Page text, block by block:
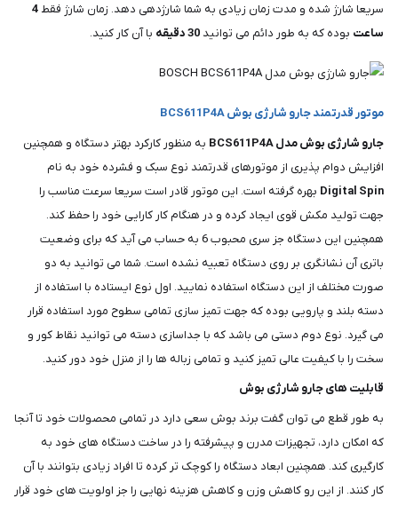
سریعا شارژ شده و مدت زمان زیادی به شما شارژدهی دهد. زمان شارژ فقط 4
ساعت بوده که به طور دائم می توانید30 دقیقه با آن کار کنید.
موتور قدرتمند جارو شارژی بوش BCS611P4A
جارو شارژی بوش مدل BCS611P4A
به منظور کارکرد بهتر دستگاه و همچنین
افزایش دوام پذیری از موتورهای قدرتمند نوع سبک و فشرده خود به نام
Digital Spin بهره گرفته است. این موتور قادر است سریعا سرعت مناسب را
جهت تولید مکش قوی ایجاد کرده و در هنگام کار کارایی خود را حفظ کند.
همچنین این دستگاه جز سری محبوب 6 به حساب می آید که برای وضعیت
باتری آن نشانگری بر روی دستگاه تعبیه نشده است. شما می توانید به دو
صورت مختلف از این دستگاه استفاده نمایید. اول نوع ایستاده با استفاده از
دسته بلند و پارویی بوده که جهت تمیز سازی تمامی سطوح مورد استفاده قرار
می گیرد. نوع دوم دستی می باشد که با جداسازی دسته می توانید نقاط کور و
سخت را با کیفیت عالی تمیز کنید و تمامی زباله ها را از منزل خود دور کنید.
قابلیت های جارو شارژی بوش
به طور قطع می توان گفت برند بوش سعی دارد در تمامی محصولات خود تا آنجا
که امکان دارد، تجهیزات مدرن و پیشرفته را در ساخت دستگاه های خود به
کارگیری کند. همچنین ابعاد دستگاه را کوچک تر کرده تا افراد زیادی بتوانند با آن
کار کنند. از این رو کاهش وزن و کاهش هزینه نهایی را جز اولویت های خود قرار